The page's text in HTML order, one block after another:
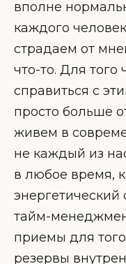
вполне
каждого
страдаем от
что-то. Для
справиться с
просто больше
живем в
не каждый из
в любое время,
тайм-
приемы для
резервы